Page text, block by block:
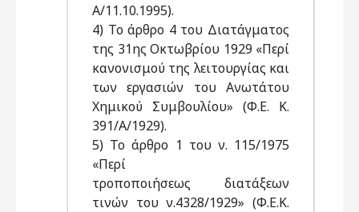
Α/11.10.1995).
4) Το άρθρο 4 του Διατάγματος
της 31ης Οκτωβρίου 1929 «Περί
κανονισμού της λειτουργίας και
των εργασιών του Ανωτάτου
Χημικού Συμβουλίου» (Φ.Ε. Κ.
391/Α/1929).
5) Το άρθρο 1 του ν. 115/1975
«Περί
τροποποιήσεως διατάξεων
τινών του ν.4328/1929» (Φ.Ε.Κ.